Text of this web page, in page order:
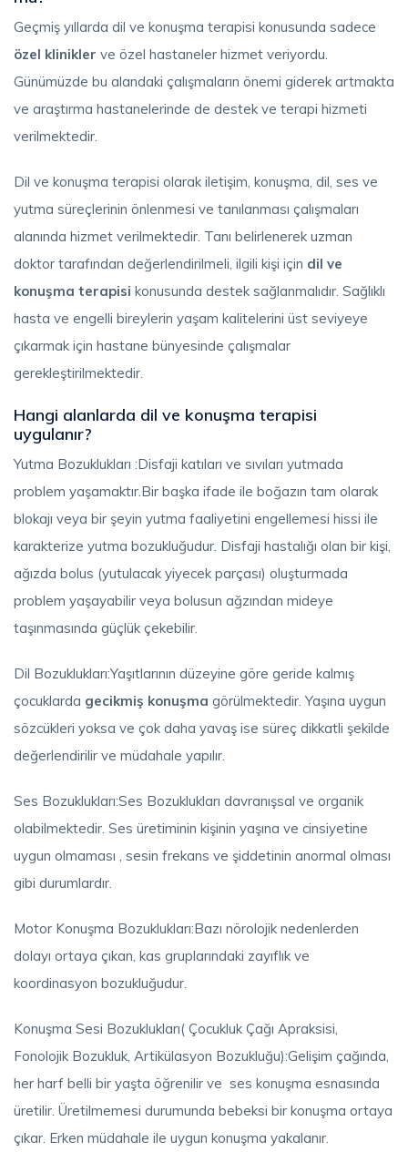
Geçmiş yıllarda dil ve konuşma terapisi konusunda sadece
özel klinikler ve özel hastaneler hizmet veriyordu.
Günümüzde bu alandaki çalışmaların önemi giderek artmakta
ve araştırma hastanelerinde de destek ve terapi hizmeti
verilmektedir.
Dil ve konuşma terapisi olarak iletişim, konuşma, dil, ses ve
yutma süreçlerinin önlenmesi ve tanılanması çalışmaları
alanında hizmet verilmektedir. Tanı belirlenerek uzman
doktor tarafından değerlendirilmeli, ilgili kişi için dil ve
konuşma terapisi konusunda destek sağlanmalıdır. Sağlıklı
hasta ve engelli bireylerin yaşam kalitelerini üst seviyeye
çıkarmak için hastane bünyesinde çalışmalar
gerekleştirilmektedir.
Hangi alanlarda dil ve konuşma terapisi
uygulanır?
Yutma Bozuklukları :Disfaji katıları ve sıvıları yutmada
problem yaşamaktır.Bir başka ifade ile boğazın tam olarak
blokajı veya bir şeyin yutma faaliyetini engellemesi hissi ile
karakterize yutma bozukluğudur. Disfaji hastalığı olan bir kişi,
ağızda bolus (yutulacak yiyecek parçası) oluşturmada
problem yaşayabilir veya bolusun ağzından mideye
taşınmasında güçlük çekebilir.
Dil Bozuklukları:Yaşıtlarının düzeyine göre geride kalmış
çocuklarda gecikmiş konuşma görülmektedir. Yaşına uygun
sözcükleri yoksa ve çok daha yavaş ise süreç dikkatli şekilde
değerlendirilir ve müdahale yapılır.
Ses Bozuklukları:Ses Bozuklukları davranışsal ve organik
olabilmektedir. Ses üretiminin kişinin yaşına ve cinsiyetine
uygun olmaması , sesin frekans ve şiddetinin anormal olması
gibi durumlardır.
Motor Konuşma Bozuklukları:Bazı nörolojik nedenlerden
dolayı ortaya çıkan, kas gruplarındaki zayıflık ve
koordinasyon bozukluğudur.
Konuşma Sesi Bozuklukları( Çocukluk Çağı Apraksisi,
Fonolojik Bozukluk, Artikülasyon Bozukluğu):Gelişim çağında,
her harf belli bir yaşta öğrenilir ve ses konuşma esnasında
üretilir. Üretilmemesi durumunda bebeksi bir konuşma ortaya
çıkar. Erken müdahale ile uygun konuşma yakalanır.